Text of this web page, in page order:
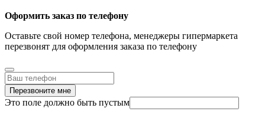
Оформить заказ по телефону
Оставьте свой номер телефона, менеджеры гипермаркета
перезвонят для оформления заказа по телефону
Перезвоните мне
Это поле должно быть пустым